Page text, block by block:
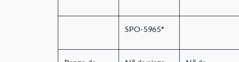
SPO-5965*